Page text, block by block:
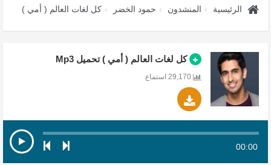
الرئيسية المنشدون حمود الخضر كل لغات العالم ( أمي )
كل لغات العالم ( أمي ) تحميل Mp3
00:00